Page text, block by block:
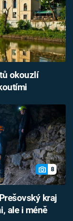
okouzlí
8
kraj
ale i méně